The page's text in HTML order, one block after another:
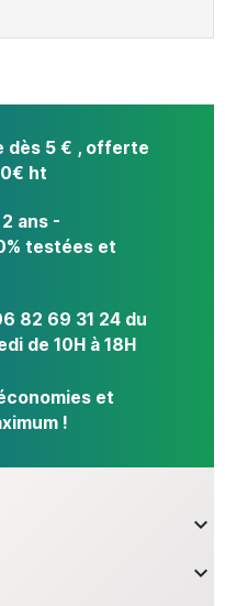
dès 5 € , offerte
ht
ans -
testées et
82 69 31 24 du
de 10H à 18H
et
!

